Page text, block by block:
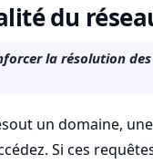
du
la résolution
un domaine, une
Si ces